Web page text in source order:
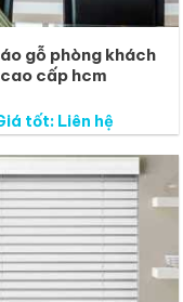
gỗ phòng khách
cao cấp hcm
tốt: Liên hệ